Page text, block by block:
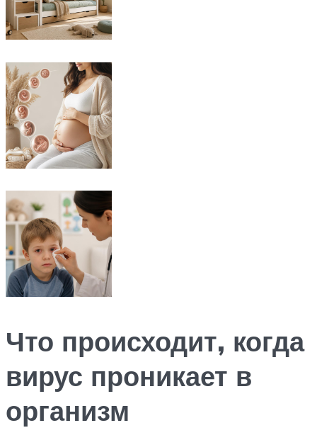
Что происходит, когда
вирус проникает в
организм